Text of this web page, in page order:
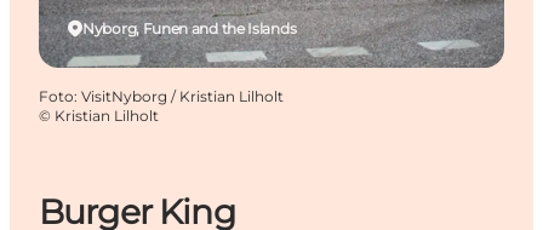
Burger King
Nyborg, Funen and the Islands
Foto: VisitNyborg / Kristian Lilholt
© Kristian Lilholt